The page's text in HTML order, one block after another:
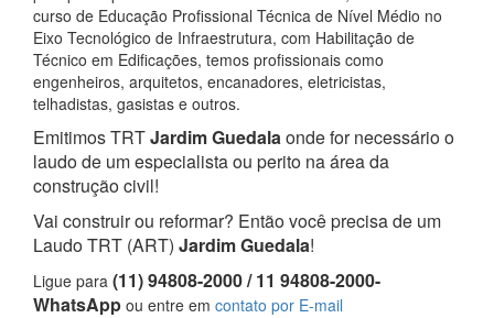
curso de Educação Profissional Técnica de Nível Médio no
Eixo Tecnológico de Infraestrutura, com Habilitação de
Técnico em Edificações, temos profissionais como
engenheiros, arquitetos, encanadores, eletricistas,
telhadistas, gasistas e outros.
Emitimos TRTJardim Guedalaonde for necessário o
laudo de um especialista ou perito na área da
construção civil!
Vai construir ou reformar? Então você precisa de um
Laudo TRT (ART) Jardim Guedala!
Ligue para (11) 94808-2000 / 11 94808-2000-
WhatsApp ou entre em contato por E-mail